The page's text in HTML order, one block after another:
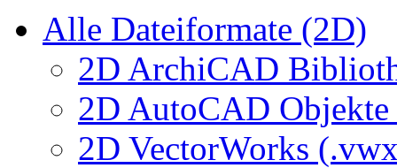
Alle Dateiformate (2D)
2D ArchiCAD
2D AutoCAD
2D VectorWorks